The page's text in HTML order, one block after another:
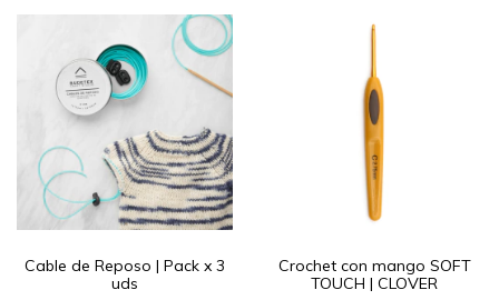
Cable de Reposo | Pack x 3
uds
Crochet con mango SOFT
TOUCH | CLOVER